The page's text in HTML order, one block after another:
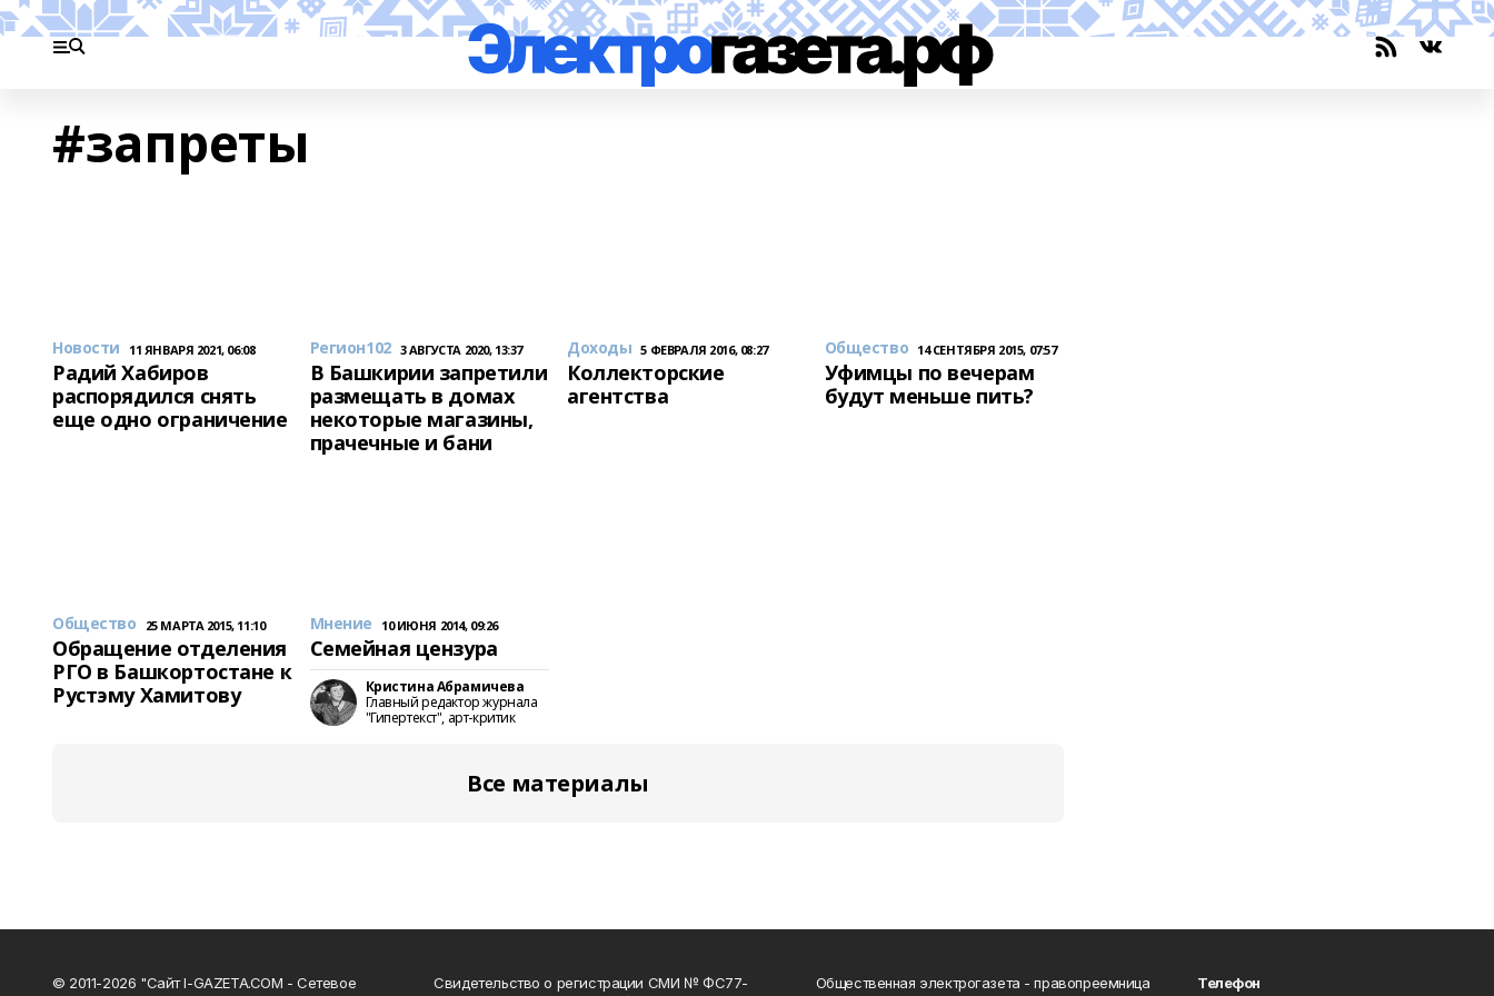
#запреты
Новости 11 ЯНВАРЯ 2021, 06:08
Радий Хабиров
распорядился снять
еще одно ограничение
Регион102 3 АВГУСТА 2020, 13:37
В Башкирии запретили
размещать в домах
некоторые магазины,
прачечные и бани
Доходы 5 ФЕВРАЛЯ 2016, 08:27
Коллекторские
агентства
Общество 14 СЕНТЯБРЯ 2015, 07:57
Уфимцы по вечерам
будут меньше пить?
Общество 25 МАРТА 2015, 11:10
Обращение отделения
РГО в Башкортостане к
Рустэму Хамитову
Мнение 10 ИЮНЯ 2014, 09:26
Семейная цензура
Кристина Абрамичева
Главный редактор журнала
"Гипертекст", арт-критик
Все материалы
© 2011-2026 "Сайт I-GAZETA.COM - Сетевое
Свидетельство о регистрации СМИ № ФС77-
Общественная электрогазета - правопреемница
Телефон